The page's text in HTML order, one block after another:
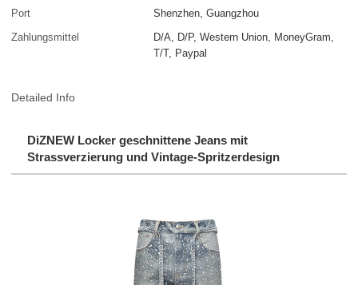
Port
Shenzhen, Guangzhou
Zahlungsmittel
D/A, D/P, Western Union, MoneyGram,
T/T, Paypal
Detailed Info
DiZNEW Locker geschnittene Jeans mit
Strassverzierung und Vintage-Spritzerdesign